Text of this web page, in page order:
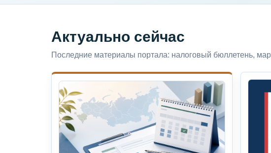
Актуально сейчас
Последние материалы портала: налоговый бюллетень,